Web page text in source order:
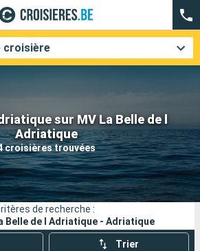
sur MV La Belle de l
Adriatique
croisières trouvées
croisière
Compagnies
Rechercher
de recherche :
Belle de l Adriatique - Adriatique
Trier